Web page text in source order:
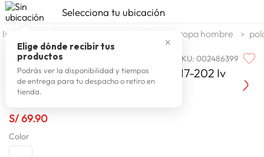
TÉRMINOS MÁS BUSCADOS
1. celulares
2. zapatillas mujer
3. zapatillas hombre
4. moda
7.
Selecciona tu ubicación
✕
Elige dónde recibir tus
productos
Podrás ver la disponibilidad y tiempos
de entrega para tu despacho o retiro en
tienda.
moda y accesorios hombre ropa hombre
HUNTINGTON SKU:002486399
Huntington Polo M/c Color 630-017-202 Iv
S/69.90
Color